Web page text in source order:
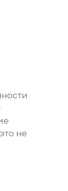
не